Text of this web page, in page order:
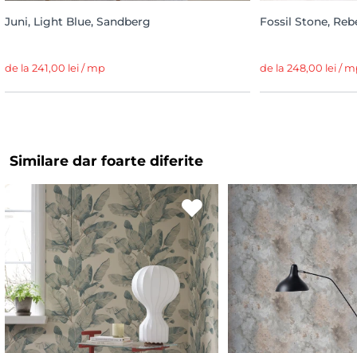
Juni, Light Blue, Sandberg
de la 241,00 lei / mp
Fossil Stone,
de la 248,00 lei /
Similare dar foarte diferite